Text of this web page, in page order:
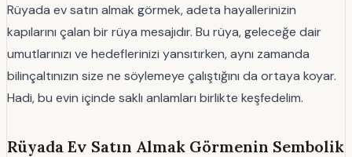
Rüyada ev satın almak görmek, adeta hayallerinizin
kapılarını çalan bir rüya mesajıdır. Bu rüya, geleceğe dair
umutlarınızı ve hedeflerinizi yansıtırken, aynı zamanda
bilinçaltınızın size ne söylemeye çalıştığını da ortaya koyar.
Hadi, bu evin içinde saklı anlamları birlikte keşfedelim.
Rüyada Ev Satın Almak Görmenin Sembolik